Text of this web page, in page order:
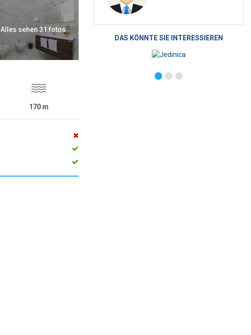
Alles sehen 31 fotos
170 m
DAS KÖNNTE SIE INTERESSIEREN